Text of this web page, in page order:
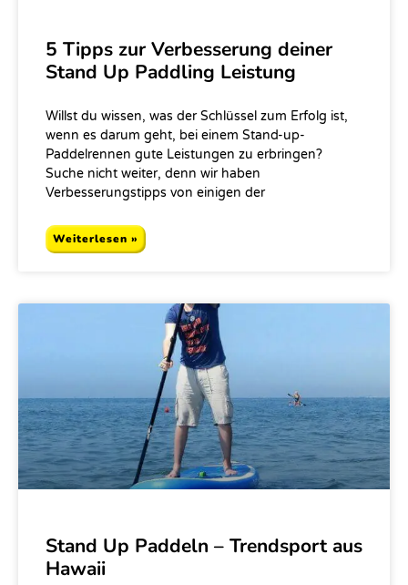
5 Tipps zur Verbesserung deiner
Stand Up Paddling Leistung
Willst du wissen, was der Schlüssel zum Erfolg ist,
wenn es darum geht, bei einem Stand-up-
Paddelrennen gute Leistungen zu erbringen?
Suche nicht weiter, denn wir haben
Verbesserungstipps von einigen der
Weiterlesen »
Stand Up Paddeln – Trendsport aus
Hawaii